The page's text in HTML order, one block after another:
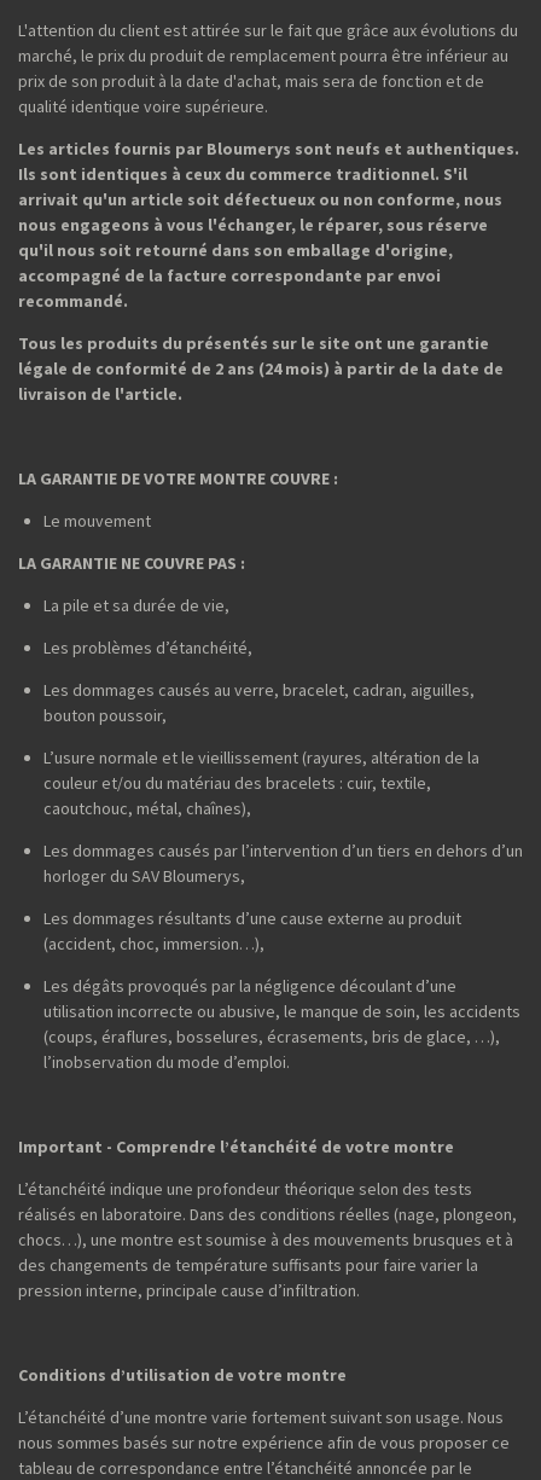
L'attention du client est attirée sur le fait que grâce aux évolutions du
marché, le prix du produit de remplacement pourra être inférieur au
prix de son produit à la date d'achat, mais sera de fonction et de
qualité identique voire supérieure.
Les articles fournis par Bloumerys sont neufs et authentiques.
Ils sont identiques à ceux du commerce traditionnel. S'il
arrivait qu'un article soit défectueux ou non conforme, nous
nous engageons à vous l'échanger, le réparer, sous réserve
qu'il nous soit retourné dans son emballage d'origine,
accompagné de la facture correspondante par envoi
recommandé.
Tous les produits du présentés sur le site ont une garantie
légale de conformité de 2 ans (24 mois) à partir de la date de
livraison de l'article.
LA GARANTIE DE VOTRE MONTRE COUVRE :
Le mouvement
LA GARANTIE NE COUVRE PAS :
La pile et sa durée de vie,
Les problèmes d’étanchéité,
Les dommages causés au verre, bracelet, cadran, aiguilles,
bouton poussoir,
L’usure normale et le vieillissement (rayures, altération de la
couleur et/ou du matériau des bracelets : cuir, textile,
caoutchouc, métal, chaînes),
Les dommages causés par l’intervention d’un tiers en dehors d’un
horloger du SAV Bloumerys,
Les dommages résultants d’une cause externe au produit
(accident, choc, immersion…),
Les dégâts provoqués par la négligence découlant d’une
utilisation incorrecte ou abusive, le manque de soin, les accidents
(coups, éraflures, bosselures, écrasements, bris de glace, …),
l’inobservation du mode d’emploi.
Important - Comprendre l’étanchéité de votre montre
L’étanchéité indique une profondeur théorique selon des tests
réalisés en laboratoire. Dans des conditions réelles (nage, plongeon,
chocs…), une montre est soumise à des mouvements brusques et à
des changements de température suffisants pour faire varier la
pression interne, principale cause d’infiltration.
Conditions d’utilisation de votre montre
L’étanchéité d’une montre varie fortement suivant son usage. Nous
nous sommes basés sur notre expérience afin de vous proposer ce
tableau de correspondance entre l’étanchéité annoncée par le